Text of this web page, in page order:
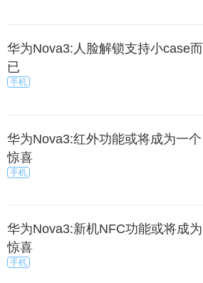
华为Nova3:人脸解锁支持小case而
已
手机
华为Nova3:红外功能或将成为一个
惊喜
手机
华为Nova3:新机NFC功能或将成为
惊喜
手机